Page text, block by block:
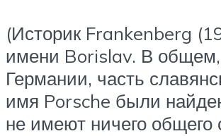
(Историк Frankenberg
имени Borislav. В общем,
Германии, часть
имя Porsche были
не имеют ничего